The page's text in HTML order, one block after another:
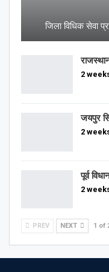
जिला विधिक सेवा
2
जयपुर
2
पूर्व
2
PREV NEXT 1 of